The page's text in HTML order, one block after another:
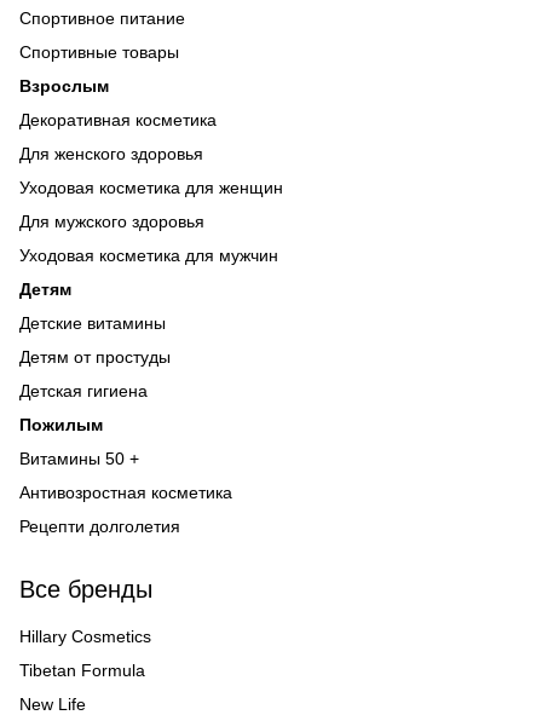
Спортивное питание
Спортивные товары
Взрослым
Декоративная косметика
Для женского здоровья
Уходовая косметика для женщин
Для мужского здоровья
Уходовая косметика для мужчин
Детям
Детские витамины
Детям от простуды
Детская гигиена
Пожилым
Витамины 50 +
Антивозростная косметика
Рецепти долголетия
Все бренды
Hillary Cosmetics
Tibetan Formula
New Life